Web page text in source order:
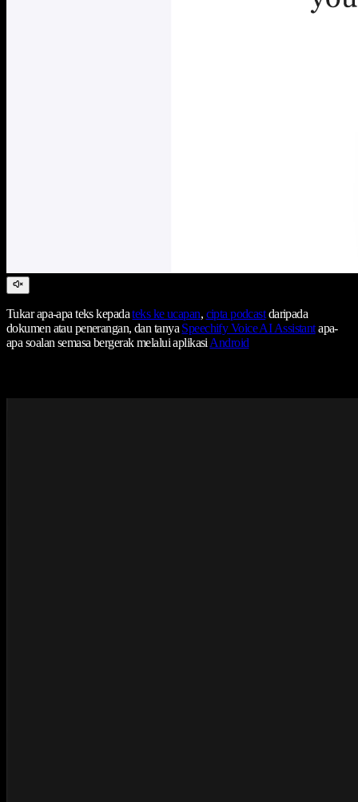
Tukar apa-apa teks kepadateks ke ucapan, cipta podcastdaripada
dokumen atau penerangan, dan tanyaSpeechify Voice AI Assistantapa-
apa soalan semasa bergerak melalui aplikasiAndroid